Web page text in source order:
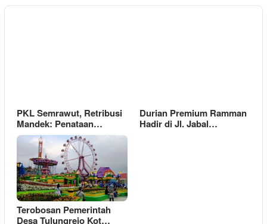
PKL Semrawut, Retribusi
Mandek: Penataan…
Durian Premium Ramman
Hadir di Jl. Jabal…
Terobosan Pemerintah
Desa Tulungrejo Kot…